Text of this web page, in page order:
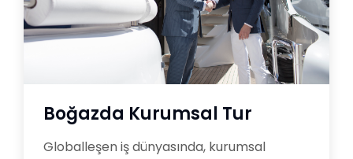
Boğazda Kurumsal Tur
Globalleşen iş dünyasında, kurumsal